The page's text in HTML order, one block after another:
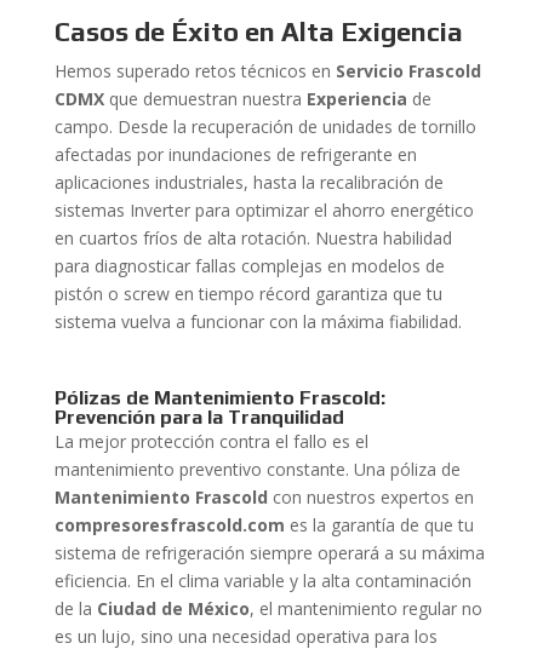
Casos de Éxito en Alta Exigencia
Hemos superado retos técnicos en Servicio Frascold
CDMXque demuestran nuestra Experiencia de
campo. Desde la recuperación de unidades de tornillo
afectadas por inundaciones de refrigerante en
aplicaciones industriales, hasta la recalibración de
sistemas Inverter para optimizar el ahorro energético
en cuartos fríos de alta rotación. Nuestra habilidad
para diagnosticar fallas complejas en modelos de
pistón o screw en tiempo récord garantiza que tu
sistema vuelva a funcionar con la máxima fiabilidad.
Pólizas de Mantenimiento Frascold:
Prevención para la Tranquilidad
La mejor protección contra el fallo es el
mantenimiento preventivo constante. Una póliza de
Mantenimiento Frascold con nuestros expertos en
compresoresfrascold.com es la garantía de que tu
sistema de refrigeración siempre operará a su máxima
eficiencia. En el clima variable y la alta contaminación
de la Ciudad de México, el mantenimiento regular no
es un lujo, sino una necesidad operativa para los